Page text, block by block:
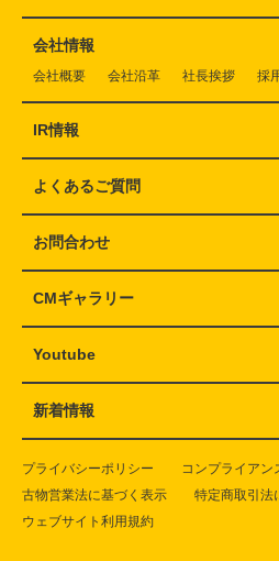
会社情報
会社概要 会社沿革 社長挨拶 採
IR情報
よくあるご質問
お問合わせ
CMギャラリー
Youtube
新着情報
プライバシーポリシー
コンプライアン
古物営業法に基づく表示
特定商取引法
ウェブサイト利用規約